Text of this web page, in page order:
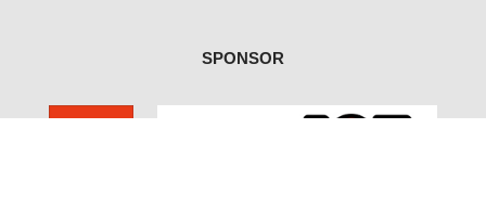
SPONSOR